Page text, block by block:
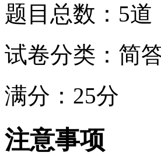
题目总数：5道
试卷分类：简
满分：25分
注意事项